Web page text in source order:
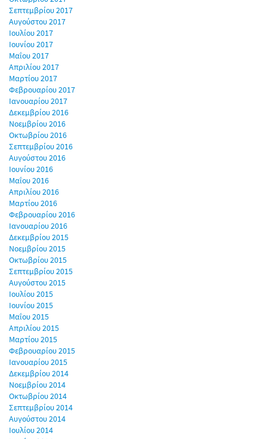
Σεπτεμβρίου 2017
Αυγούστου 2017
Ιουλίου 2017
Ιουνίου 2017
Μαΐου 2017
Απριλίου 2017
Μαρτίου 2017
Φεβρουαρίου 2017
Ιανουαρίου 2017
Δεκεμβρίου 2016
Νοεμβρίου 2016
Οκτωβρίου 2016
Σεπτεμβρίου 2016
Αυγούστου 2016
Ιουνίου 2016
Μαΐου 2016
Απριλίου 2016
Μαρτίου 2016
Φεβρουαρίου 2016
Ιανουαρίου 2016
Δεκεμβρίου 2015
Νοεμβρίου 2015
Οκτωβρίου 2015
Σεπτεμβρίου 2015
Αυγούστου 2015
Ιουλίου 2015
Ιουνίου 2015
Μαΐου 2015
Απριλίου 2015
Μαρτίου 2015
Φεβρουαρίου 2015
Ιανουαρίου 2015
Δεκεμβρίου 2014
Νοεμβρίου 2014
Οκτωβρίου 2014
Σεπτεμβρίου 2014
Αυγούστου 2014
Ιουλίου 2014